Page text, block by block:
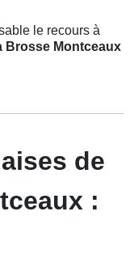
le recours à
Brosse Montceaux
de
: